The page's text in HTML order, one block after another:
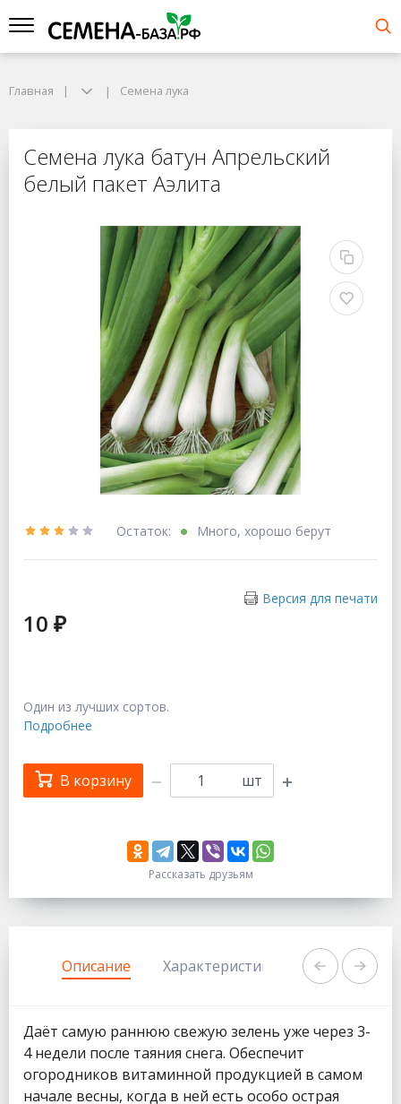
Главная Семена лука
Семена лука батун Апрельский
белый пакет Аэлита
Остаток: Много, хорошо берут
Версия для печати
10 ₽
Один из лучших сортов.
Подробнее
В корзину шт
Рассказать друзьям
Описание Характеристики Задать
Даёт самую раннюю cвежую зелень уже через 3-
4 недели после таяния снега. Обеспечит
огородников витаминной продукцией в самом
начале весны, когда в ней есть особо острая